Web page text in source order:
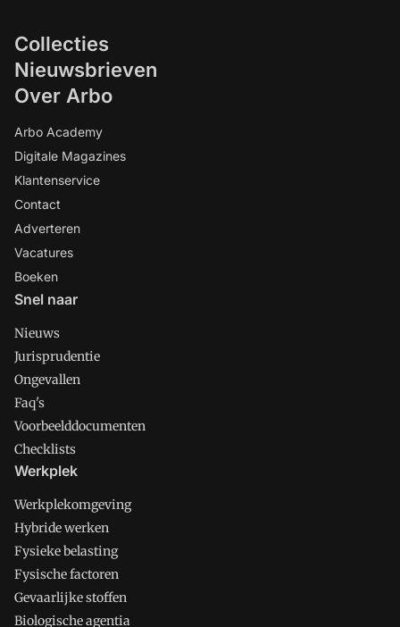
Collecties
Nieuwsbrieven
Over Arbo
Arbo Academy
Digitale Magazines
Klantenservice
Contact
Adverteren
Vacatures
Boeken
Snel naar
Nieuws
Jurisprudentie
Ongevallen
Faq's
Voorbeelddocumenten
Checklists
Werkplek
Werkplekomgeving
Hybride werken
Fysieke belasting
Fysische factoren
Gevaarlijke stoffen
Biologische agentia